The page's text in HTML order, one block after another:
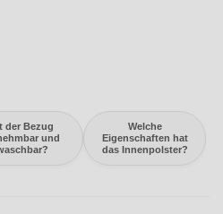
der Bezug
und
Welche
Eigenschaften hat
das Innenpolster?